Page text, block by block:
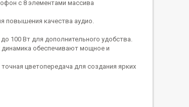
с 8 элементами массива
повышения качества аудио.
100 Вт для дополнительного удобства.
обеспечивают мощное и
цветопередача для создания ярких